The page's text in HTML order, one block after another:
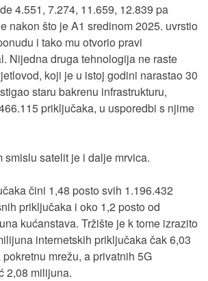
4.551, 7.274, 11.659, 12.839 pa
nakon što je A1 sredinom 2025. uvrstio
i tako mu otvorio pravi
Nijedna druga tehnologija ne raste
koji je u istoj godini narastao 30
staru bakrenu infrastrukturu,
priključaka, u usporedbi s njime
smislu satelit je i dalje mrvica.
čini 1,48 posto svih 1.196.432
priključaka i oko 1,2 posto od
kućanstava. Tržište je k tome izrazito
internetskih priključaka čak 6,03
mrežu, a privatnih 5G
2,08 milijuna.